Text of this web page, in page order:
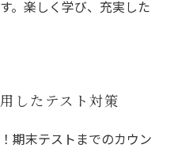
。楽しく学び、充実した
したテスト対策
期末テストまでのカウン